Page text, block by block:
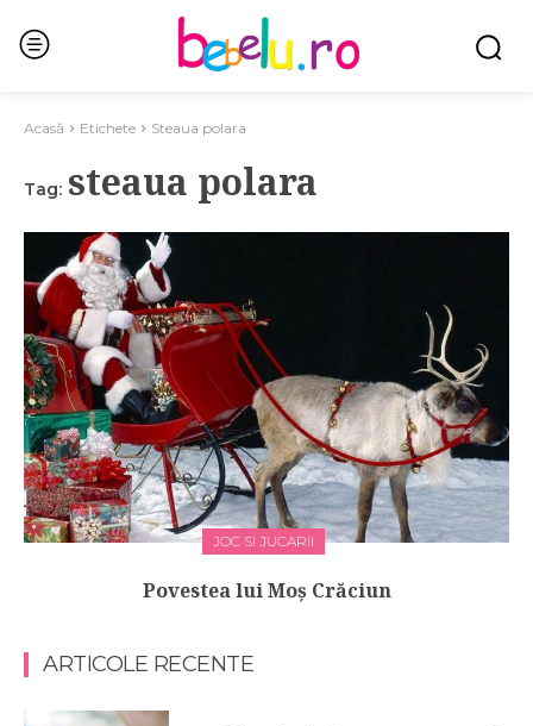
Acasă Etichete Steaua polara
Tag: steaua polara
JOC SI JUCARII
Povestea lui Moş Crăciun
ARTICOLE RECENTE